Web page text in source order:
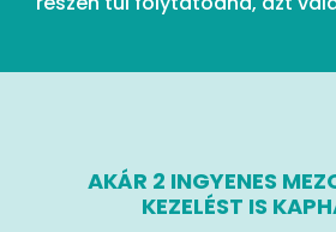
AKÁR 2 INGYENES
KEZELÉST IS